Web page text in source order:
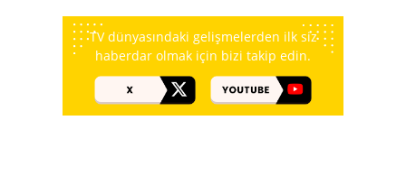
TV dünyasındaki gelişmelerden ilk siz
haberdar olmak için bizi takip edin.